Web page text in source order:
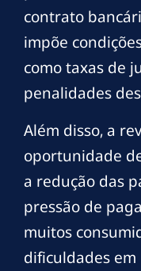
contrato
impõe
como taxas de
penalidades
Além disso, a
oportunidade
a redução das
pressão de
muitos
dificuldades